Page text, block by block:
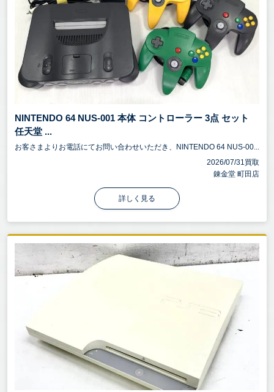
NINTENDO 64 NUS-001 本体 コントローラー 3点 セット
任天堂 ...
お客さまよりお電話にてお問い合わせいただき、NINTENDO 64 NUS-00...
2026/07/31買取
錬金堂 町田店
詳しく見る